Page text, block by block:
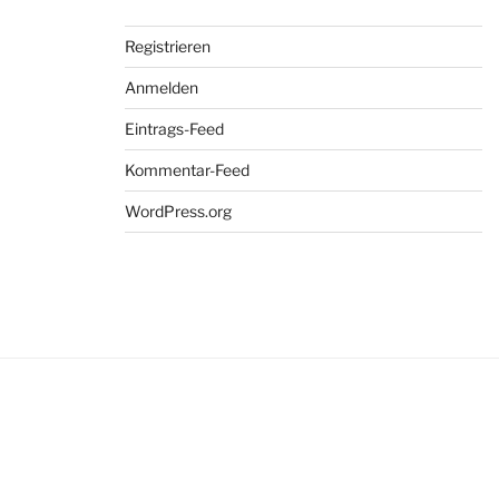
Registrieren
Anmelden
Eintrags-Feed
Kommentar-Feed
WordPress.org